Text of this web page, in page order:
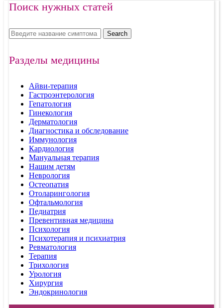
Поиск нужных статей
Search
Разделы медицины
Айви-терапия
Гастроэнтерология
Гепатология
Гинекология
Дерматология
Диагностика и обследование
Иммунология
Кардиология
Мануальная терапия
Нашим детям
Неврология
Остеопатия
Отоларингология
Офтальмология
Педиатрия
Превентивная медицина
Психология
Психотерапия и психиатрия
Ревматология
Терапия
Трихология
Урология
Хирургия
Эндокринология